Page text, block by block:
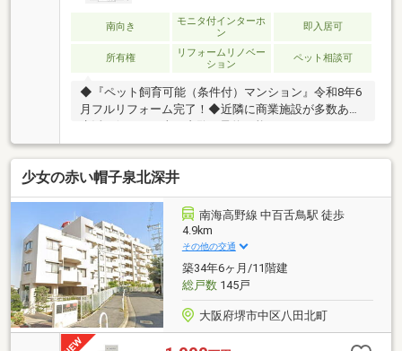
南向き
モニタ付インターホ
ン
即入居可
所有権
リフォームリノベー
ション
ペット相談可
◆『ペット飼育可能（条件付）マンション』令和8年6
月フルリフォーム完了！◆近隣に商業施設が多数あり
少女の赤い帽子泉北深井
南海高野線 中百舌鳥駅 徒歩
4.9km
その他の交通
築34年6ヶ月/11階建
総戸数145戸
大阪府堺市中区八田北町